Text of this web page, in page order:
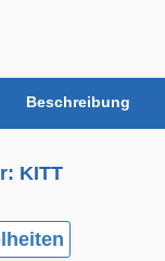
Beschreibung
KITT